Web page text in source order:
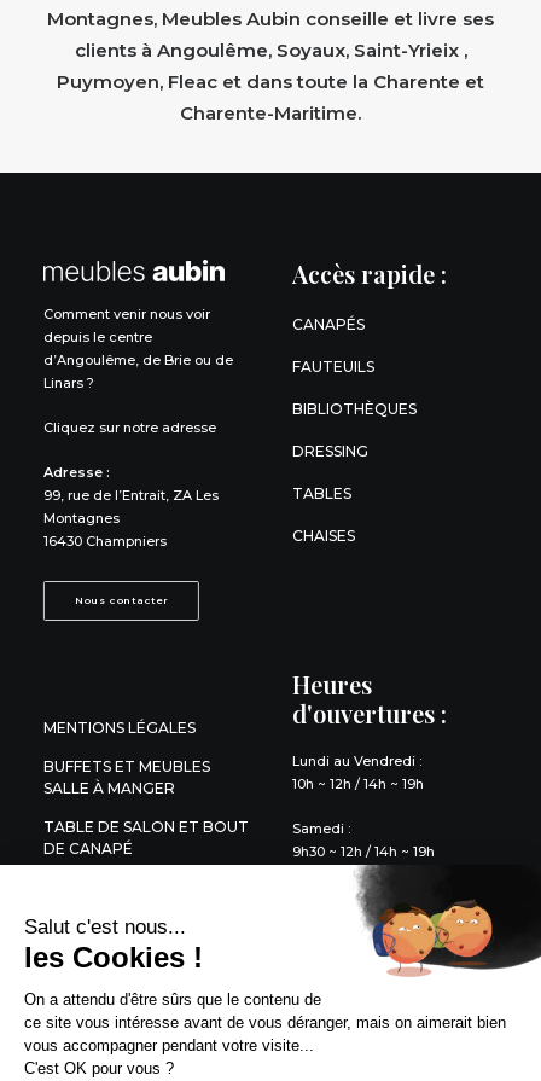
Montagnes, Meubles Aubin conseille et livre ses
clients à Angoulême, Soyaux, Saint-Yrieix ,
Puymoyen, Fleac et dans toute la Charente et
Charente-Maritime.
Comment venir nous voir
depuis le centre
d’Angoulême, de Brie ou de
Linars ?
Cliquez sur notre adresse
Adresse :
99, rue de l’Entrait, ZA Les
Montagnes
16430 Champniers
Nous contacter
Accès rapide :
CANAPÉS
FAUTEUILS
BIBLIOTHÈQUES
DRESSING
TABLES
CHAISES
MENTIONS LÉGALES
BUFFETS ET MEUBLES
SALLE À MANGER
TABLE DE SALON ET BOUT
DE CANAPÉ
LITERIE
Heures
d'ouvertures :
Lundi au Vendredi :
10h ~ 12h / 14h ~ 19h
Samedi :
9h30 ~ 12h / 14h ~ 19h
Salut c'est nous...
les Cookies !
On a attendu d'être sûrs que le contenu de
ce site vous intéresse avant de vous déranger, mais on aimerait bien
vous accompagner pendant votre visite...
C'est OK pour vous ?